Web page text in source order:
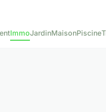
ImmoJardinMaisonPiscine